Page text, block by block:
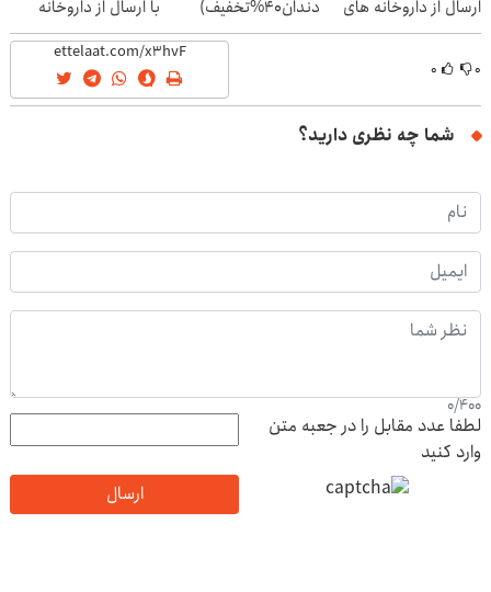
ارسال از داروخانه های
نزدیکت!
دندان40%تخفیف)
با ارسال از داروخانه
نزدیکت
۰ ۰
شما چه نظری دارید؟
0/400
لطفا عدد مقابل را در جعبه متن
وارد کنید
ارسال